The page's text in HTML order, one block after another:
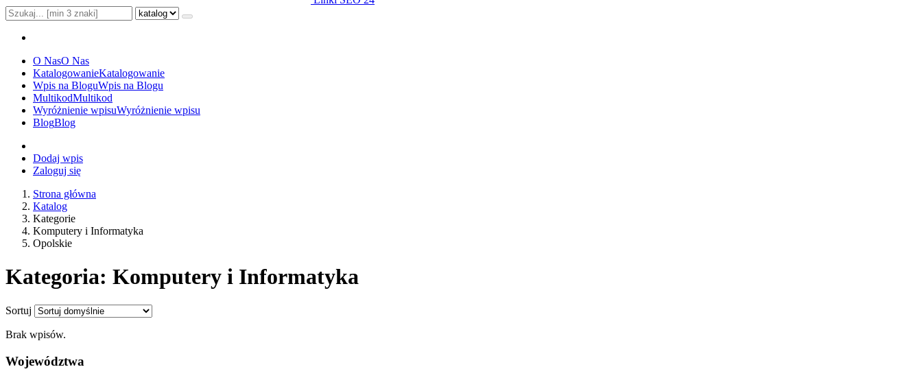
O NasO Nas
KatalogowanieKatalogowanie
Wpis na BloguWpis na Blogu
MultikodMultikod
Wyróżnienie wpisuWyróżnienie wpisu
BlogBlog
Dodaj wpis
Zaloguj się
Strona główna
Katalog
Kategorie
Komputery i Informatyka
Opolskie
Kategoria: Komputery i Informatyka
Sortuj
Brak wpisów.
Województwa